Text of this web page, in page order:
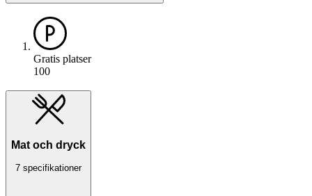
Gratis platser
100
Mat och dryck
7 specifikationer